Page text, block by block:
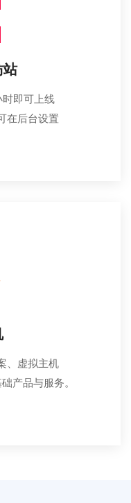
站
即可上线
在后台设置
、虚拟主机
产品与服务。